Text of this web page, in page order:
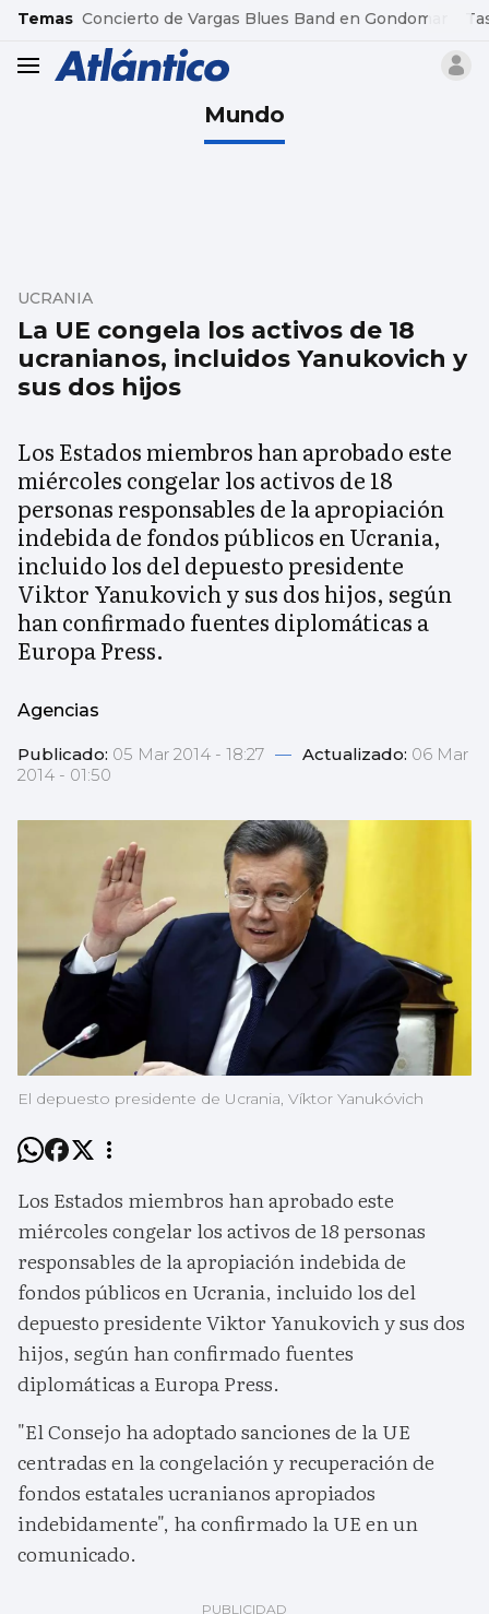
common.go-to-content
Temas Concierto de Vargas Blues Band en Gondomar
header.menu.open
Mundo
La UE congela los activos de 18
ucranianos, incluidos Yanukovich y
sus dos hijos
UCRANIA
Los Estados miembros han aprobado este
miércoles congelar los activos de 18
personas responsables de la apropiación
indebida de fondos públicos en Ucrania,
incluido los del depuesto presidente
Viktor Yanukovich y sus dos hijos, según
han confirmado fuentes diplomáticas a
Europa Press.
Agencias
Publicado: 05 Mar 2014 - 18:27 — Actualizado: 06 Mar
2014 - 01:50
El depuesto presidente de Ucrania, Víktor Yanukóvich
Los Estados miembros han aprobado este
miércoles congelar los activos de 18 personas
responsables de la apropiación indebida de
fondos públicos en Ucrania, incluido los del
depuesto presidente Viktor Yanukovich y sus dos
hijos, según han confirmado fuentes
diplomáticas a Europa Press.
"El Consejo ha adoptado sanciones de la UE
centradas en la congelación y recuperación de
fondos estatales ucranianos apropiados
indebidamente", ha confirmado la UE en un
comunicado.